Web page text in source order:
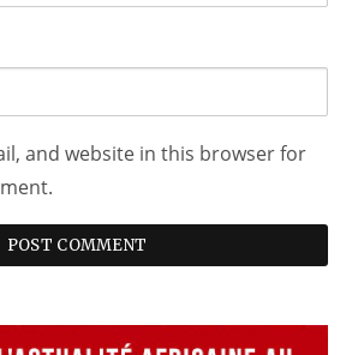
and website in this browser for